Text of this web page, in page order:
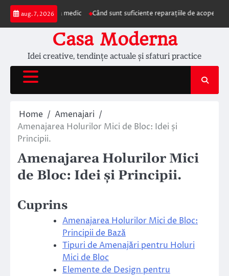
Skip
content
aug. 7, 2026
la medic Când sunt suficiente reparațiile de acoperiș și când
Casa Moderna
Idei creative, tendințe actuale și sfaturi practice
Home
Amenajari
Amenajarea Holurilor Mici de Bloc: Idei și
Principii.
Amenajarea Holurilor Mici
de Bloc: Idei și Principii.
Cuprins
Amenajarea Holurilor Mici de Bloc:
Principii de Bază
Tipuri de Amenajări pentru Holuri
Mici de Bloc
Elemente de Design pentru